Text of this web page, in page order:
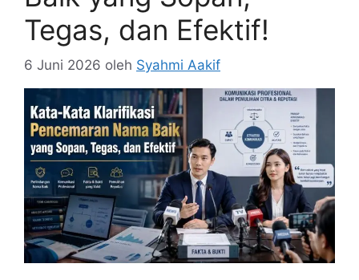
Tegas, dan Efektif!
6 Juni 2026 oleh Syahmi Aakif